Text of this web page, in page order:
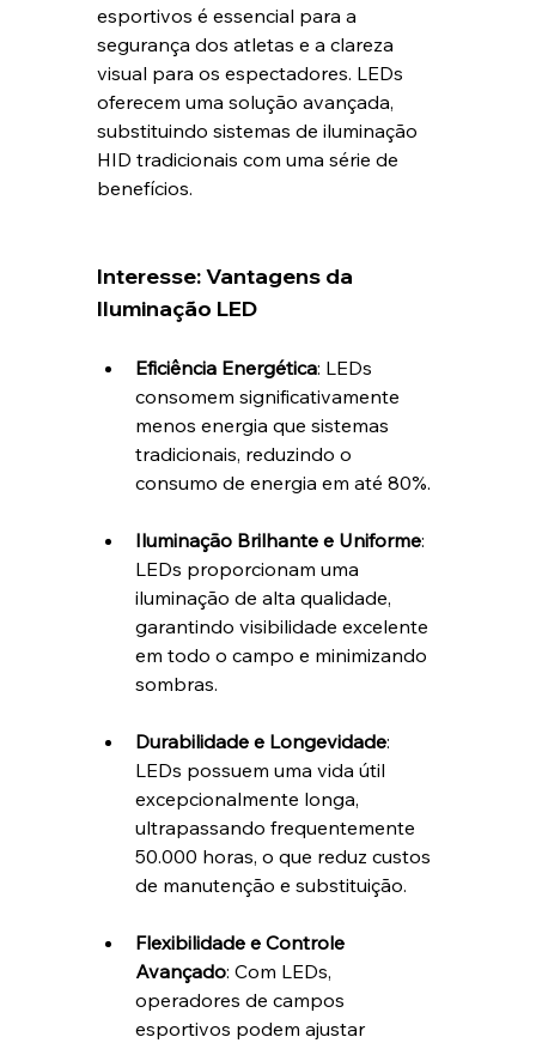
esportivos é essencial para a
segurança dos atletas e a clareza
visual para os espectadores. LEDs
oferecem uma solução avançada,
substituindo sistemas de iluminação
HID tradicionais com uma série de
benefícios.
Interesse: Vantagens da
Iluminação LED
Eficiência Energética: LEDs
consomem significativamente
menos energia que sistemas
tradicionais, reduzindo o
consumo de energia em até 80%.
Iluminação Brilhante e Uniforme:
LEDs proporcionam uma
iluminação de alta qualidade,
garantindo visibilidade excelente
em todo o campo e minimizando
sombras.
Durabilidade e Longevidade:
LEDs possuem uma vida útil
excepcionalmente longa,
ultrapassando frequentemente
50.000 horas, o que reduz custos
de manutenção e substituição.
Flexibilidade e Controle
Avançado: Com LEDs,
operadores de campos
esportivos podem ajustar